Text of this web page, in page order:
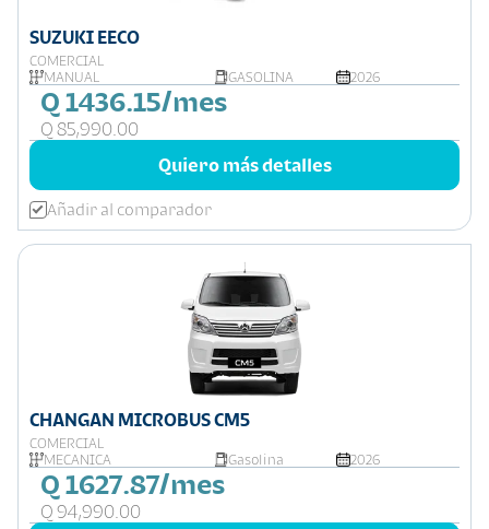
SUZUKI EECO
COMERCIAL
MANUAL
GASOLINA 2026
Q 1436.15/mes
Q 85,990.00
Quiero más detalles
Añadir al comparador
CHANGAN MICROBUS CM5
COMERCIAL
MECÁNICA
Gasolina 2026
Q 1627.87/mes
Q 94,990.00